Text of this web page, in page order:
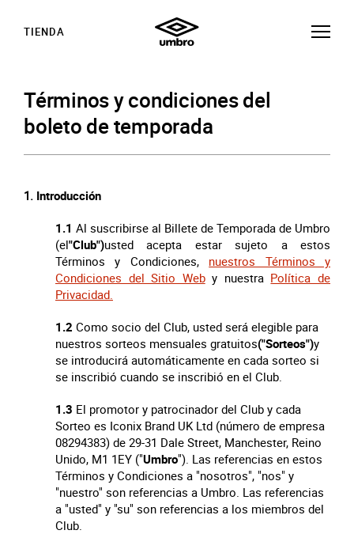
TIENDA
Términos y condiciones del
boleto de temporada
Introducción
1.1 Al suscribirse al Billete de Temporada de Umbro
(el"Club")usted acepta estar sujeto a estos
Términos y Condiciones, nuestros Términos y
Condiciones del Sitio Weby nuestra Política de
Privacidad.
1.2 Como socio del Club, usted será elegible para
nuestros sorteos mensuales gratuitos("Sorteos")y
se introducirá automáticamente en cada sorteo si
se inscribió cuando se inscribió en el Club.
1.3 El promotor y patrocinador del Club y cada
Sorteo es Iconix Brand UK Ltd (número de empresa
08294383) de 29-31 Dale Street, Manchester, Reino
Unido, M1 1EY ("Umbro"). Las referencias en estos
Términos y Condiciones a "nosotros", "nos" y
"nuestro" son referencias a Umbro. Las referencias
a "usted" y "su" son referencias a los miembros del
Club.